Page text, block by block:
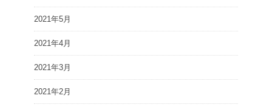
2021年5月
2021年4月
2021年3月
2021年2月